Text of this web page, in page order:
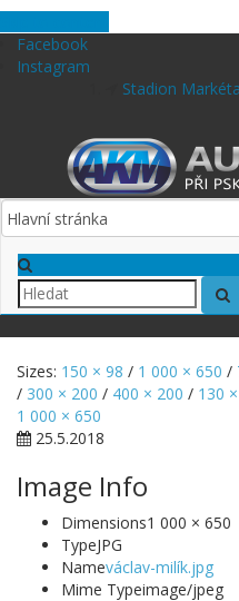
Facebook
Instagram
Stadion
Sizes: 150 × 98 / 1 000 × 650 /
/ 300 × 200 / 400 × 200 / 130
1 000 × 650
25.5.2018
Image Info
Dimensions1 000 × 650
TypeJPG
Nameváclav-milík.jpg
Mime Typeimage/jpeg